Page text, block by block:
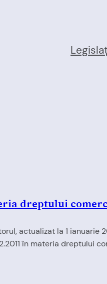
dreptului
actualizat la 1
în materia dreptului